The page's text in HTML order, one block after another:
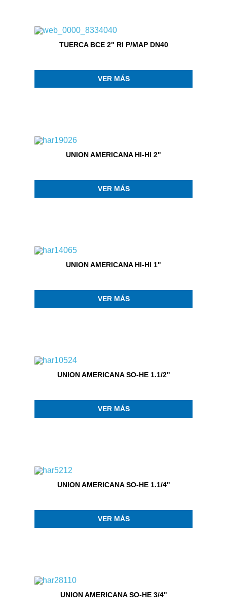
TUERCA BCE 2" RI P/MAP DN40
VER MÁS
UNION AMERICANA HI-HI 2"
VER MÁS
UNION AMERICANA HI-HI 1"
VER MÁS
UNION AMERICANA SO-HE 1.1/2"
VER MÁS
UNION AMERICANA SO-HE 1.1/4"
VER MÁS
UNION AMERICANA SO-HE 3/4"